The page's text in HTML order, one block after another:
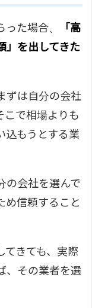
た場合、
「高
」を出してきた
ずは自分の会社
こで相場よりも
込もうとする業
の会社を選んで
め信頼すること
てきても、実際
、その業者を選